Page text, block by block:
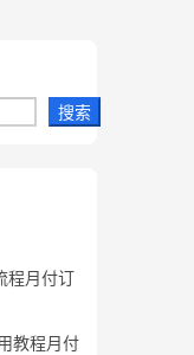
搜索
程月付订
教程月付